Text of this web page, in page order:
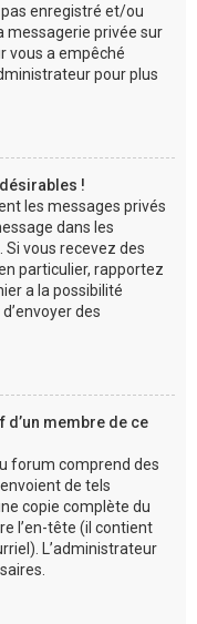
pas enregistré et/ou
messagerie privée sur
vous a empêché
pour plus
!
les messages privés
dans les
vous recevez des
particulier, rapportez
a la possibilité
des
d’un membre de ce
forum comprend des
de tels
copie complète du
l’en-tête (il contient
L’administrateur